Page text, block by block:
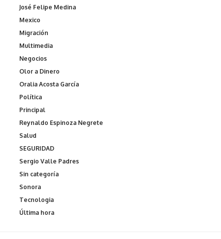
José Felipe Medina
Mexico
Migración
Multimedia
Negocios
Olor a Dinero
Oralia Acosta García
Política
Principal
Reynaldo Espinoza Negrete
Salud
SEGURIDAD
Sergio Valle Padres
Sin categoría
Sonora
Tecnologia
Última hora